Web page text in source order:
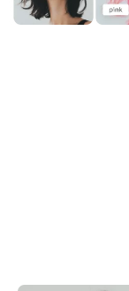
Ricolorazione
Cambio